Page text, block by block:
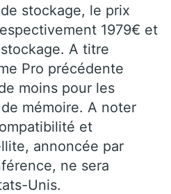
stockage, le prix
1979€ et
A titre
Pro précédente
moins pour les
mémoire. A noter
et
annoncée par
ne sera
Unis.